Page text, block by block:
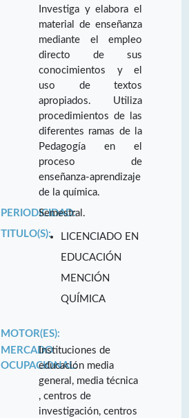
Investiga y elabora el
material de enseñanza
mediante el empleo
directo de sus
conocimientos y el
uso de textos
apropiados. Utiliza
procedimientos de las
diferentes ramas de la
Pedagogía en el
proceso de
enseñanza-aprendizaje
de la química.
PERIODICIDAD:
Semestral.
TITULO(S):
LICENCIADO EN
EDUCACIÓN
MENCIÓN
QUÍMICA
MOTOR(ES):
MERCADO
OCUPACIONAL:
Instituciones de
educación media
general, media técnica
, centros de
investigación, centros